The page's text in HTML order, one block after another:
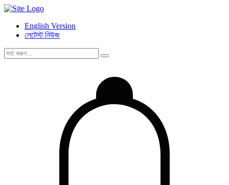
English Version
লেটেস্ট নিউজ